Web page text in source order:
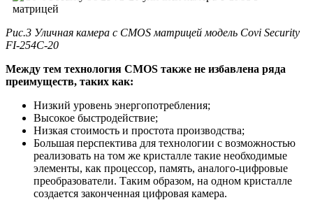
Рис.3 Уличная камера с CMOS матрицей модель Covi Security
FI-254C-20
Между тем технология CMOS также не избавлена ряда
преимуществ, таких как:
Низкий уровень энергопотребления;
Высокое быстродействие;
Низкая стоимость и простота производства;
Большая перспектива для технологии с возможностью
реализовать на том же кристалле такие необходимые
элементы, как процессор, память, аналого-цифровые
преобразователи. Таким образом, на одном кристалле
создается законченная цифровая камера.